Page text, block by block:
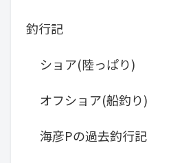
釣行記
ショア(陸っぱり)
オフショア(船釣り)
海彦Pの過去釣行記